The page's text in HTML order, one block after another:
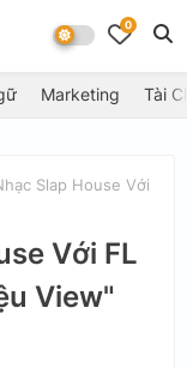
0
Marketing Tài
Slap House Với
Với FL
View"